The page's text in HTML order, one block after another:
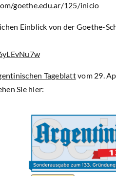
goethe.edu.ar/125/inicio
Einblick von der Goethe-
Tageblattvom 29.
Sie hier: